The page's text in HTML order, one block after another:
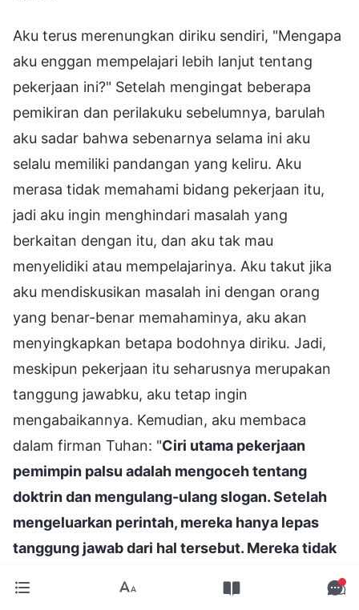
Aku terus merenungkan diriku sendiri, "Mengapa
aku enggan mempelajari lebih lanjut tentang
pekerjaan ini?" Setelah mengingat beberapa
pemikiran dan perilakuku sebelumnya, barulah
aku sadar bahwa sebenarnya selama ini aku
selalu memiliki pandangan yang keliru. Aku
merasa tidak memahami bidang pekerjaan itu,
jadi aku ingin menghindari masalah yang
berkaitan dengan itu, dan aku tak mau
menyelidiki atau mempelajarinya. Aku takut jika
aku mendiskusikan masalah ini dengan orang
yang benar-benar memahaminya, aku akan
menyingkapkan betapa bodohnya diriku. Jadi,
meskipun pekerjaan itu seharusnya merupakan
tanggung jawabku, aku tetap ingin
mengabaikannya. Kemudian, aku membaca
dalam firman Tuhan: "Ciri utama pekerjaan
pemimpin palsu adalah mengoceh tentang
doktrin dan mengulang-ulang slogan. Setelah
mengeluarkan perintah, mereka hanya lepas
tanggung jawab dari hal tersebut. Mereka tidak
dari pekerjaan tersebut; mereka tidak bertanya